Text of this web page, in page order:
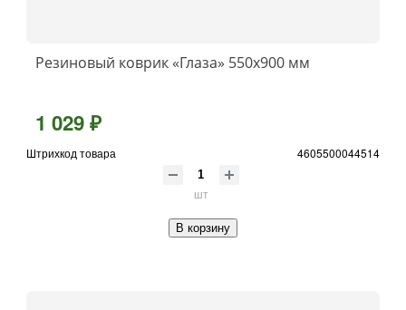
Резиновый коврик «Глаза» 550x900 мм
1 029 ₽
Штрихкод товара 4605500044514
шт
В корзину